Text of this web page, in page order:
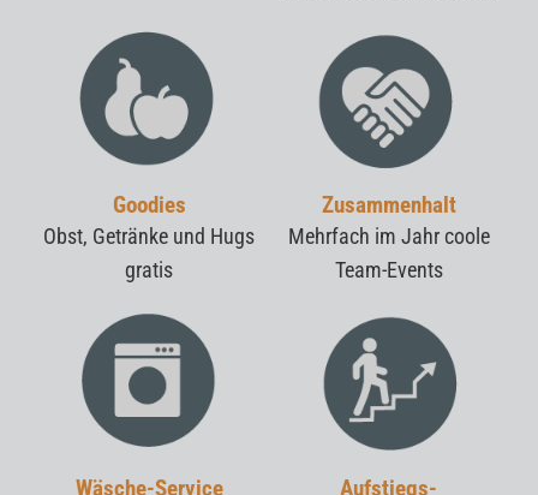
Goodies
Obst, Getränke und Hugs
gratis
Zusammenhalt
Mehrfach im Jahr coole
Team-Events
Wäsche-Service
Aufstiegs-